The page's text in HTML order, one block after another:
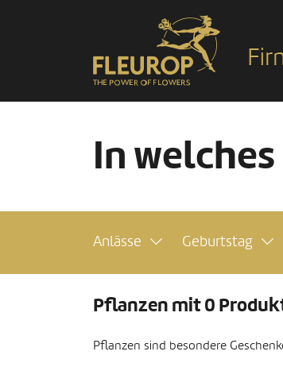
In
Anlässe Geburtstag
Pflanzen mit 0
Pflanzen sind besondere